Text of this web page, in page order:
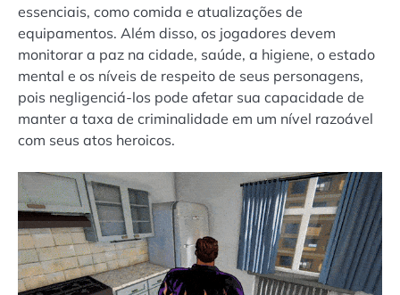
essenciais, como comida e atualizações de
equipamentos. Além disso, os jogadores devem
monitorar a paz na cidade, saúde, a higiene, o estado
mental e os níveis de respeito de seus personagens,
pois negligenciá-los pode afetar sua capacidade de
manter a taxa de criminalidade em um nível razoável
com seus atos heroicos.